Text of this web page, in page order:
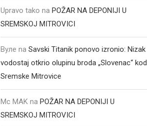
Upravo tako naPOŽAR NA DEPONIJI U
SREMSKOJ MITROVICI
Вуле naSavski Titanik ponovo izronio: Nizak
vodostaj otkrio olupinu broda „Slovenac“ kod
Sremske Mitrovice
Mc MAK naPOŽAR NA DEPONIJI U
SREMSKOJ MITROVICI